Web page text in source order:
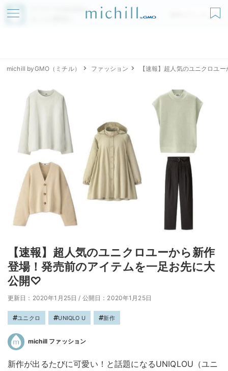
アプリでmichillが
無料ダウンロード
michill byGMO（ミチル） ファッション 【速報】超人気のユニクロユ
【速報】超人気のユニクロユーから新作
登場！発売前のアイテムを一足お先に大
公開♡
更新日：2020年1月25日 / 公開日：2020年1月25日
ユニクロ UNIQLO U 新作
michill ファッション
新作が出るたびに可愛い！と話題になるUNIQLOU（ユニ